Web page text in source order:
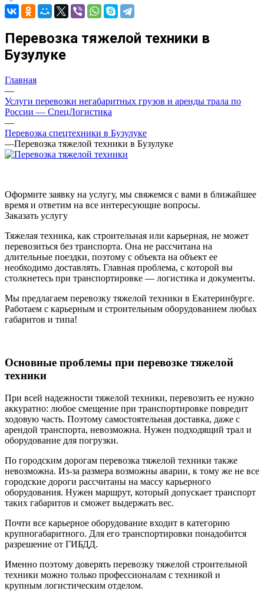
Перевозка тяжелой техники в
Бузулуке
Главная
—
Услуги перевозки негабаритных грузов и аренды трала по
России — СпецЛогистика
—
Перевозка спецтехники в Бузулуке
—Перевозка тяжелой техники в Бузулуке
Оформите заявку на услугу, мы свяжемся с вами в ближайшее
время и ответим на все интересующие вопросы.
Заказать услугу
Тяжелая техника, как строительная или карьерная, не может
перевозиться без транспорта. Она не рассчитана на
длительные поездки, поэтому с объекта на объект ее
необходимо доставлять. Главная проблема, с которой вы
столкнетесь при транспортировке — логистика и документы.
Мы предлагаем перевозку тяжелой техники в Екатеринбурге.
Работаем с карьерным и строительным оборудованием любых
габаритов и типа!
Основные проблемы при перевозке тяжелой
техники
При всей надежности тяжелой техники, перевозить ее нужно
аккуратно: любое смещение при транспортировке повредит
ходовую часть. Поэтому самостоятельная доставка, даже с
арендой транспорта, невозможна. Нужен подходящий трал и
оборудование для погрузки.
По городским дорогам перевозка тяжелой техники также
невозможна. Из-за размера возможны аварии, к тому же не все
городские дороги рассчитаны на массу карьерного
оборудования. Нужен маршрут, который допускает транспорт
таких габаритов и сможет выдержать вес.
Почти все карьерное оборудование входит в категорию
крупногабаритного. Для его транспортировки понадобится
разрешение от ГИБДД.
Именно поэтому доверять перевозку тяжелой строительной
техники можно только профессионалам с техникой и
крупным логистическим отделом.